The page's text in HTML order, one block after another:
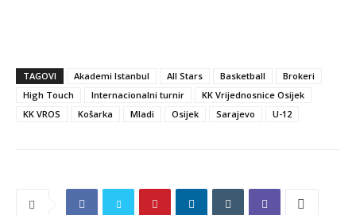
TAGOVI Akademi Istanbul All Stars Basketball
Brokeri
High Touch
Internacionalni turnir
KK Vrijednosnice Osijek
KK VROS
Košarka Mladi Osijek Sarajevo U-12